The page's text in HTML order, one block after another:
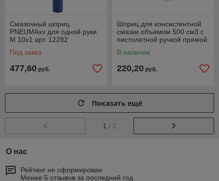
Смазочный шприц
PNEUMAxx для одной руки
М 10х1 арт. 12282
Под заказ
477,60 руб.
Шприц для консистентной
смазки объемом 500 см3 с
пистолетной ручкой прямой
В наличии
220,20 руб.
Показать ещё
1 / 2
О нас
Рейтинг не сформирован
Менее 5 отзывов за последний год